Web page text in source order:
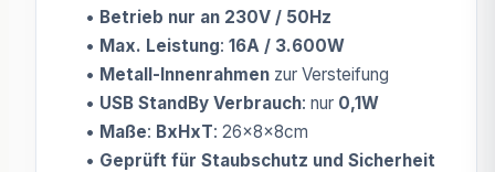
• Betrieb nur an 230V / 50Hz
• Max. Leistung: 16A / 3.600W
• Metall-Innenrahmen zur Versteifung
• USB StandBy Verbrauch: nur 0,1W
• Maße: BxHxT: 26x8x8cm
• Geprüft für Staubschutz und Sicherheit